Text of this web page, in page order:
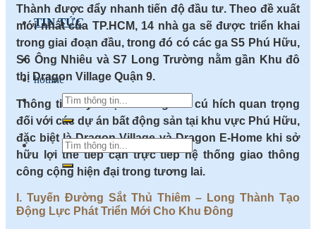
TIN TỨC
hotline
Thành được đẩy nhanh tiến độ đầu tư. Theo đề xuất
mới nhất của TP.HCM, 14 nhà ga sẽ được triển khai
trong giai đoạn đầu, trong đó có các ga S5 Phú Hữu,
S6 Ông Nhiêu và S7 Long Trường nằm gần Khu đô
thị Dragon Village Quận 9.
Thông tin này được đánh giá là cú hích quan trọng
đối với các dự án bất động sản tại khu vực Phú Hữu,
đặc biệt là Dragon Village và Dragon E-Home khi sở
hữu lợi thế tiếp cận trực tiếp hệ thống giao thông
công cộng hiện đại trong tương lai.
I. Tuyến Đường Sắt Thủ Thiêm – Long Thành Tạo
Động Lực Phát Triển Mới Cho Khu Đông